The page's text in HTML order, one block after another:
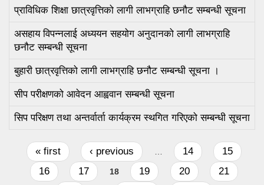
प्राविधिक शिक्षा छात्रवृत्तिको लागी लाभग्राहि छनौट सम्बन्धी सूचना
असहाय विपन्‍नलाई अध्ययन सहयोग अनुदानको लागी लाभग्राहि
छनौट सम्बन्धी सूचना
बुहारी छात्रवृत्तिको लागी लाभग्राहि छनौट सम्बन्धी सूचना ।
सीप परीक्षणको आवेदन आह्ववान सम्बन्धी सूचना
सिप परिक्षण तथा अन्तर्वार्ता कार्यक्रम स्थगित गरिएको सम्बन्धी सूचना
Pages
« first ‹ previous 14
15
16
17 18 19 20
21